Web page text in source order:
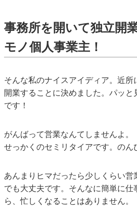
事務所を開いて独立開
モノ個人事業主！
そんな私のナイスアイディア。近所
開業することに決めました。パッと
です！
がんばって営業なんてしませんよ。
せっかくのセミリタイアです。のん
あんまりヒマだったら少しくらい営
でも大丈夫です。そんなに簡単に仕
ら、忙しくなることはありません。